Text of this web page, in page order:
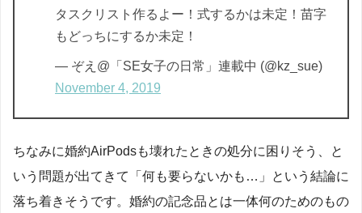
タスクリスト作るよー！式するかは未定！苗字
もどっちにするか未定！
— ぞえ@「SE女子の日常」連載中 (@kz_sue)
November 4, 2019
ちなみに婚約AirPodsも壊れたときの処分に困りそう、と
いう問題が出てきて「何も要らないかも…」という結論に
落ち着きそうです。婚約の記念品とは一体何のためのもの